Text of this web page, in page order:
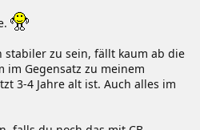
stabiler zu sein, fällt kaum ab die
im Gegensatz zu meinem
3-4 Jahre alt ist. Auch alles im